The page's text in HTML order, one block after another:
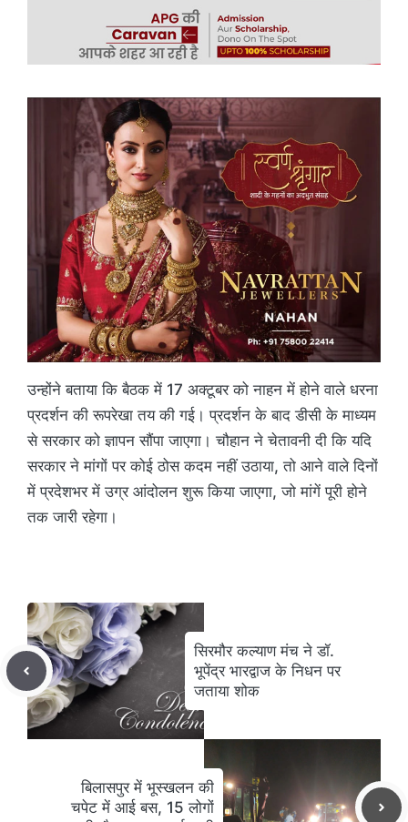
उन्होंने बताया कि बैठक में 17 अक्टूबर को नाहन में होने वाले धरना
प्रदर्शन की रूपरेखा तय की गई। प्रदर्शन के बाद डीसी के माध्यम
से सरकार को ज्ञापन सौंपा जाएगा। चौहान ने चेतावनी दी कि यदि
सरकार ने मांगों पर कोई ठोस कदम नहीं उठाया, तो आने वाले दिनों
में प्रदेशभर में उग्र आंदोलन शुरू किया जाएगा, जो मांगें पूरी होने
तक जारी रहेगा।
सिरमौर कल्याण मंच ने डॉ.
भूपेंद्र भारद्वाज के निधन पर
जताया शोक
बिलासपुर में भूस्खलन की
चपेट में आई बस, 15 लोगों